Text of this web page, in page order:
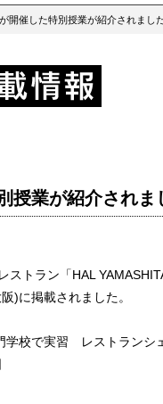
開催した特別授業が紹介されまし
授業が紹介され
ストラン「HAL
)に掲載されました。
学校で実習 レストランシ